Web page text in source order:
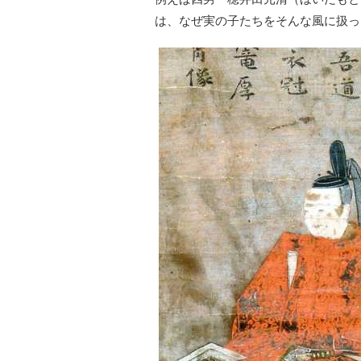
は、なぜ実の子たちをそんな風に扱